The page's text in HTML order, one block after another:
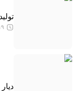
۱۹